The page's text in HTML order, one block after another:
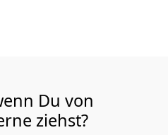
Du von
ziehst?